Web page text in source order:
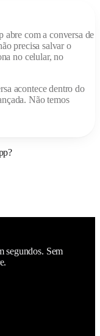
abre com a conversa de
precisa salvar o
no celular, no
acontece dentro do
. Não temos
segundos. Sem